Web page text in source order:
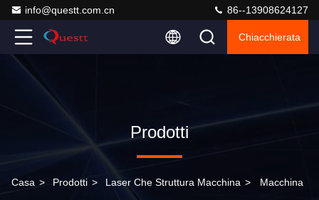
info@questt.com.cn 86--13908624127
Chiacchierata
Prodotti
Casa > Prodotti > Laser Che Struttura Macchina > Macchina